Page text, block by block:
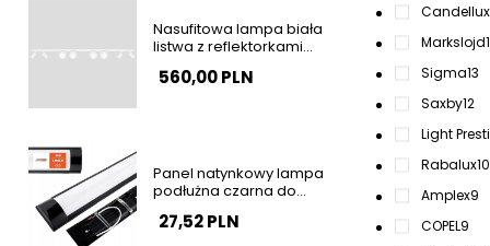
Nasufitowa lampa biała
listwa z reflektorkami
sypialni K-5498
560,00 PLN
Panel natynkowy lampa
podłużna czarna do
barwa neutralna SLP2934
27,52 PLN
Candellux
Markslojd
Sigma13
Saxby12
Light
Rabalux10
Amplex9
COPEL9